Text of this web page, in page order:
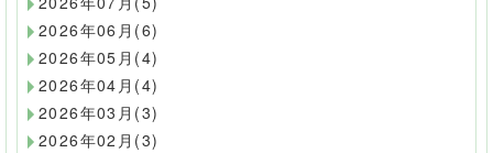
2026年06月(6)
2026年05月(4)
2026年04月(4)
2026年03月(3)
2026年02月(3)